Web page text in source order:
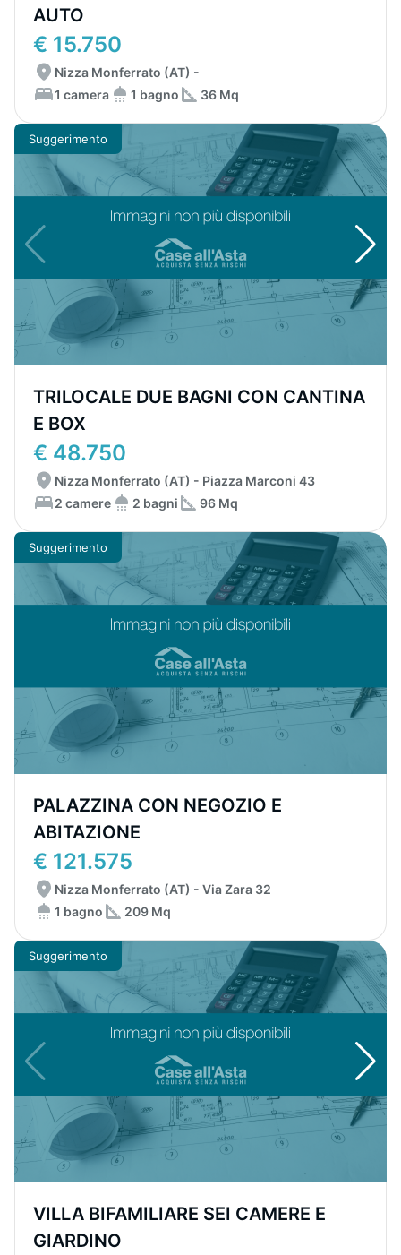
AUTO
€ 15.750
Nizza Monferrato (AT) -
1 camera
1 bagno 36 Mq
Suggerimento
TRILOCALE DUE BAGNI CON CANTINA
E BOX
€ 48.750
Nizza Monferrato (AT) - Piazza Marconi 43
2 camere
2 bagni 96 Mq
Suggerimento
PALAZZINA CON NEGOZIO E
ABITAZIONE
€ 121.575
Nizza Monferrato (AT) - Via Zara 32
1 bagno
209 Mq
Suggerimento
VILLA BIFAMILIARE SEI CAMERE E
GIARDINO